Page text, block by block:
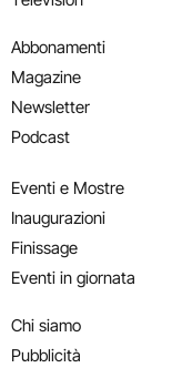
Abbonamenti
Magazine
Newsletter
Podcast
Eventi e Mostre
Inaugurazioni
Finissage
Eventi in giornata
Chi siamo
Pubblicità